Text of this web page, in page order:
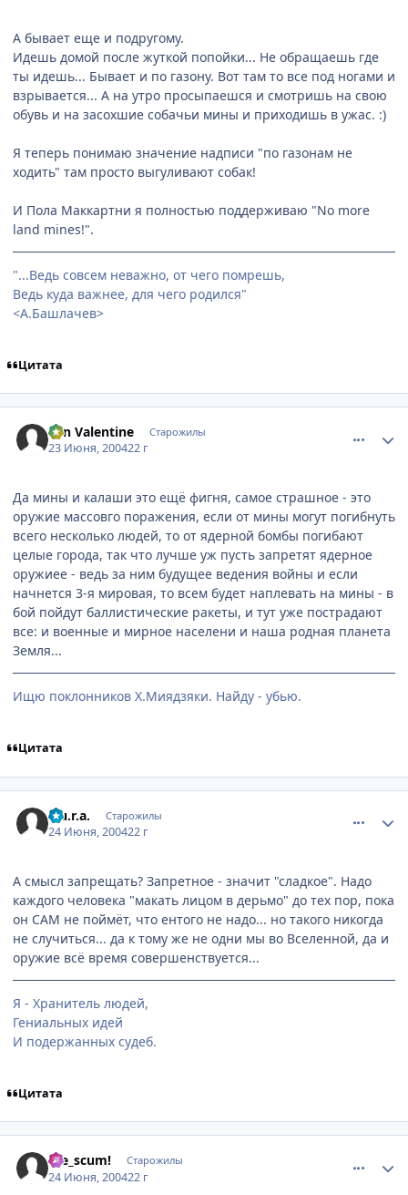
А бывает еще и подругому.
Идешь домой после жуткой попойки... Не обращаешь где
ты идешь... Бывает и по газону. Вот там то все под ногами и
взрывается... А на утро просыпаешся и смотришь на свою
обувь и на засохшие собачьи мины и приходишь в ужас. :)
Я теперь понимаю значение надписи "по газонам не
ходить" там просто выгуливают собак!
И Пола Маккартни я полностью поддерживаю "No more
land mines!".
"...Ведь совсем неважно, от чего помрешь,
Ведь куда важнее, для чего родился"
<А.Башлачев>
Цитата
Yan Valentine Старожилы
23 Июня, 200422 г
Да мины и калаши это ещё фигня, самое страшное - это
оружие массовго поражения, если от мины могут погибнуть
всего несколько людей, то от ядерной бомбы погибают
целые города, так что лучше уж пусть запретят ядерное
оружиее - ведь за ним будущее ведения войны и если
начнется 3-я мировая, то всем будет наплевать на мины - в
бой пойдут баллистические ракеты, и тут уже пострадают
все: и военные и мирное населени и наша родная планета
Земля...
Ищю поклонников Х.Миядзяки. Найду - убью.
Цитата
a.u.r.a. Старожилы
24 Июня, 200422 г
А смысл запрещать? Запретное - значит "сладкое". Надо
каждого человека "макать лицом в дерьмо" до тех пор, пока
он САМ не поймёт, что ентого не надо... но такого никогда
не случиться... да к тому же не одни мы во Вселенной, да и
оружие всё время совершенствуется...
Я - Хранитель людей,
Гениальных идей
И подержанных судеб.
Цитата
Die_scum! Старожилы
24 Июня, 200422 г